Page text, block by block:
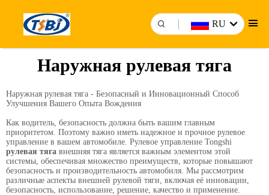
RU
Наружная рулевая тяга
Наружная рулевая тяга - Безопасный и Инновационный Способ
Улучшения Вашего Опыта Вождения
Как водитель, безопасность должна быть вашим главным
приоритетом. Поэтому важно иметь надежное и прочное рулевое
управление в вашем автомобиле. Рулевое управление Tongshi
рулевая тяга внешняя тяга является важным элементом этой
системы, обеспечивая множество преимуществ, которые повышают
безопасность и производительность автомобиля. Мы рассмотрим
различные аспекты внешней рулевой тяги, включая её инновации,
безопасность, использование, решение, качество и применение.